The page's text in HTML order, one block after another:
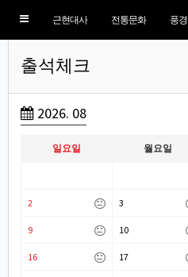
Toggle근현대사 전통문화 풍경
출석체크
2026. 08
일요일 월요일
2 3
9 10
16 17